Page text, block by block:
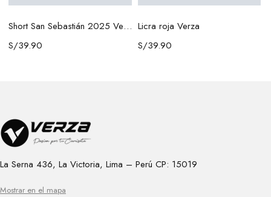
Short San Sebastián 2025 Verza
S/39.90
Licra roja Verza
S/39.90
La Serna 436, La Victoria, Lima – Perú CP: 15019
Mostrar en el mapa